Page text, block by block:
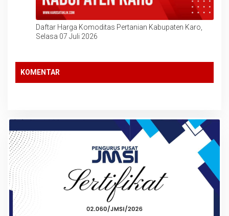
Daftar Harga Komoditas Pertanian Kabupaten Karo,
Selasa 07 Juli 2026
KOMENTAR